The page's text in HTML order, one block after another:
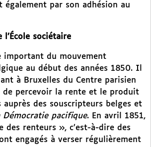
également par son adhésion au
l’École sociétaire
important du mouvement
au début des années 1850. Il
à Bruxelles du Centre parisien
de percevoir la rente et le produit
auprès des souscripteurs belges et
Démocratie pacifique. En avril 1851,
des renteurs », c’est-à-dire des
engagés à verser régulièrement